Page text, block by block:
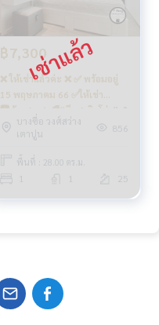
฿7,300
❌ ให้เช่าแล้วค่ะ ❌ ✅ พร้อมอยู่
15 พฤษภาคม 66 ✅ให้เช่า
🅰️ห้องสวย✨🌈“ตึก A วิวโล่ง”📍
มีเครื่องซักผ้า #รีเจ้นท์โฮมบาง
ซ่อน28 ❤️ค่าเช่า 7,300 บาท
บางซื่อ วงศ์สว่าง
เตาปูน
856
พื้นที่ : 28.00 ตร.ม.
25